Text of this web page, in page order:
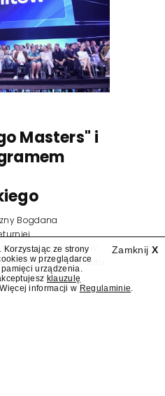
Masters" i
Bogdana
gra przebojów"
nowości Polsatu.
program "Lego
Zamknij X
Korzystając ze strony
w przeglądarce
urządzenia.
klauzulę
informacji w Regulaminie.